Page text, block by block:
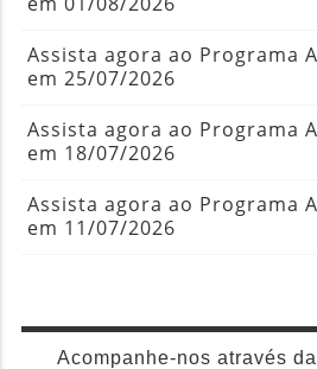
Assista agora ao Programa
em 25/07/2026
Assista agora ao Programa
em 18/07/2026
Assista agora ao Programa
em 11/07/2026
Acompanhe-nos através